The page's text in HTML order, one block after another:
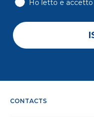
Ho letto e accetto
CONTACTS